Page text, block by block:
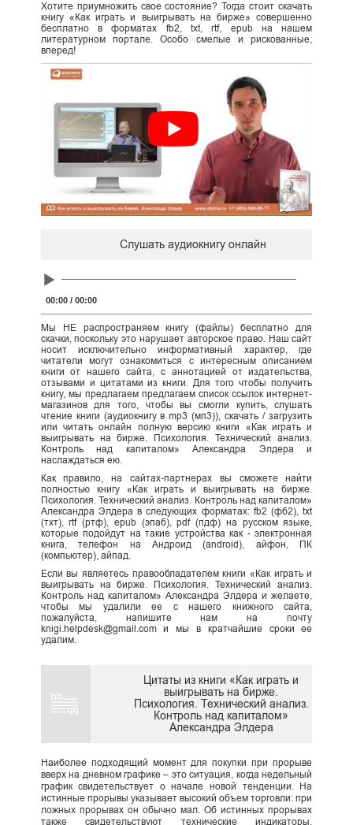
Хотите приумножить свое состояние? Тогда стоит скачать
книгу «Как играть и выигрывать на бирже» совершенно
бесплатно в форматах fb2, txt, rtf, epub на нашем
литературном портале. Особо смелые и рискованные,
вперед!
Слушать аудиокнигу онлайн
Audio
00:00/ 00:00
Мы НЕ распространяем книгу (файлы) бесплатно для
скачки, поскольку это нарушает авторское право. Наш сайт
носит исключительно информативный характер, где
читатели могут ознакомиться с интересным описанием
книги от нашего сайта, с аннотацией от издательства,
отзывами и цитатами из книги. Для того чтобы получить
книгу, мы предлагаем предлагаем список ссылок интернет-
магазинов для того, чтобы вы смогли купить, слушать
чтение книги (аудиокнигу в mp3 (мп3)), скачать / загрузить
или читать онлайн полную версию книги «Как играть и
выигрывать на бирже. Психология. Технический анализ.
Контроль над капиталом» Александра Элдера и
наслаждаться ею.
Как правило, на сайтах-партнерах вы сможете найти
полностью книгу «Как играть и выигрывать на бирже.
Психология. Технический анализ. Контроль над капиталом»
Александра Элдера в следующих форматах: fb2 (фб2), txt
(тхт), rtf (ртф), epub (эпаб), pdf (пдф) на русском языке,
которые подойдут на такие устройства как - электронная
книга, телефон на Андроид (android), айфон, ПК
(компьютер), айпад.
Если вы являетесь правообладателем книги «Как играть и
выигрывать на бирже. Психология. Технический анализ.
Контроль над капиталом» Александра Элдера и желаете,
чтобы мы удалили ее с нашего книжного сайта,
пожалуйста, напишите нам на почту
knigi.helpdesk@gmail.com и мы в кратчайшие сроки ее
удалим.
Цитаты из книги «Как играть и
выигрывать на бирже.
Психология. Технический анализ.
Контроль над капиталом»
Александра Элдера
Наиболее подходящий момент для покупки при прорыве
вверх на дневном графике – это ситуация, когда недельный
график свидетельствует о начале новой тенденции. На
истинные прорывы указывает высокий объем торговли: при
ложных прорывах он обычно мал. Об истинных прорывах
также свидетельствуют технические индикаторы,